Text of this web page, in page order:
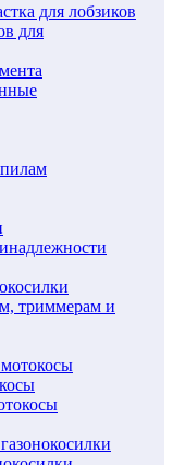
для лобзиков
для
триммерам и